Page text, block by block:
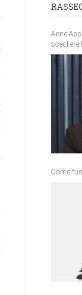
Anne
scegliere
Come